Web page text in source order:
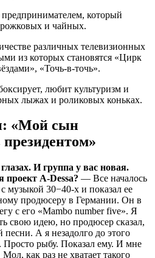
который
и чайных.
различных телевизионных
из которых становятся «Цирк
«Точь-в-точь».
любит культуризм и
лыжах и роликовых коньках.
«Мой сын
президентом»
И группа у вас новая.
проект A-Dessa? — Все началось
музыкой 30−40-х и показал ее
продюсеру в Германии. Он в
с его «Mambo number five». Я
свою идею, но продюсер сказал,
песни. А я незадолго до этого
Просто рыбу. Показал ему. И мне
как раз не хватает такого